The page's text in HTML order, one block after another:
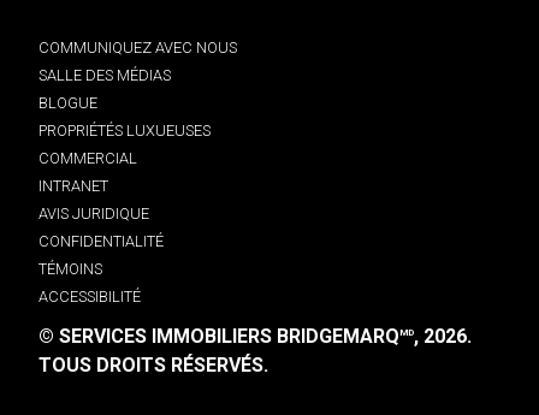
COMMUNIQUEZ AVEC NOUS
SALLE DES MÉDIAS
BLOGUE
PROPRIÉTÉS LUXUEUSES
COMMERCIAL
INTRANET
AVIS JURIDIQUE
CONFIDENTIALITÉ
TÉMOINS
ACCESSIBILITÉ
© SERVICES IMMOBILIERS BRIDGEMARQMD, 2026.
TOUS DROITS RÉSERVÉS.